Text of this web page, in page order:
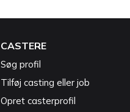
CASTERE
Søg profil
Tilføj casting eller job
Opret casterprofil